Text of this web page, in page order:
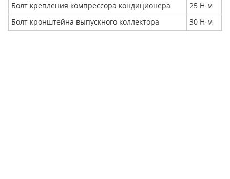
Болт крепления компрессора кондиционера 25 Н· м
Болт кронштейна выпускного коллектора
30 Н· м